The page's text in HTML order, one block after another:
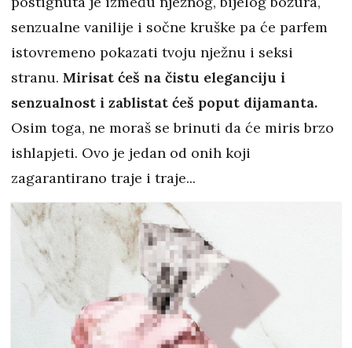
senzualne vanilije i sočne kruške pa će parfem
istovremeno pokazati tvoju nježnu i seksi
stranu. Mirisat ćeš na čistu eleganciju i
senzualnost i zablistat ćeš poput dijamanta.
Osim toga, ne moraš se brinuti da će miris brzo
ishlapjeti. Ovo je jedan od onih koji
zagarantirano traje i traje...